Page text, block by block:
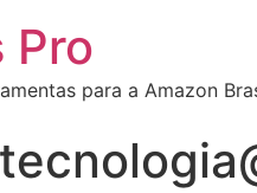
Pro
para a Amazon